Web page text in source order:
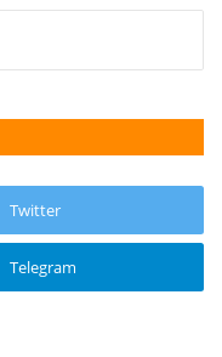
Twitter
Telegram